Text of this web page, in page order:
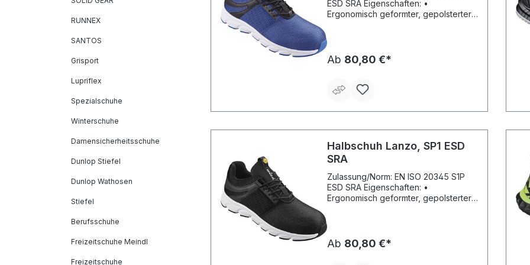
RUNNEX
SANTOS
Grisport
Lupriflex
Spezialschuhe
Winterschuhe
Damensicherheitsschuhe
Dunlop Stiefel
Dunlop Wathosen
Stiefel
Berufsschuhe
Freizeitschuhe Meindl
Freizeitschuhe
ESD SRA Eigenschaften: •
Ergonomisch geformter, gepolsterter
Komplett metallfrei Fußbett:
Herausnehmbares, anatomisches
Laufsohle, antistatisch, öl- und
Material: Schaft und gepolsterte
Fiberglaskappe und durchtrittsichere
Gewebezwischensohle
Ab 80,80 €*
Halbschuh Lanzo, SP1 ESD
SRA
Zulassung/Norm: EN ISO 20345 S1P
ESD SRA Eigenschaften: •
Ergonomisch geformter, gepolsterter
metallfrei Fußbett: Herausnehmbares,
anatomisches High-Poly Fußbett
Ab 80,80 €*